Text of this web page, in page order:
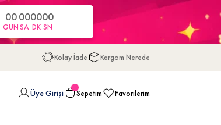
00
GÜN
00
SA
00
DK
00
SN
Kolay İade Kargom Nerede
Üye Girişi Sepetim Favorilerim